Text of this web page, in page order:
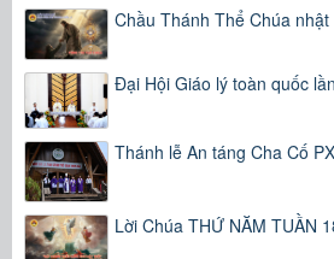
Chầu Thánh Thể Chúa
Đại Hội Giáo lý toàn quốc
Thánh lễ An táng Cha Cố
Lời Chúa THỨ NĂM TUẦN